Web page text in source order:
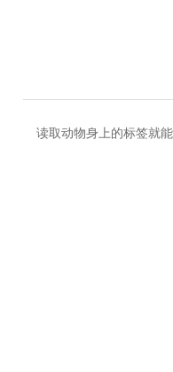
读取动物身上的标签就